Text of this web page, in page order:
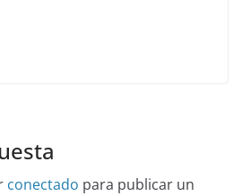
conectado para publicar un